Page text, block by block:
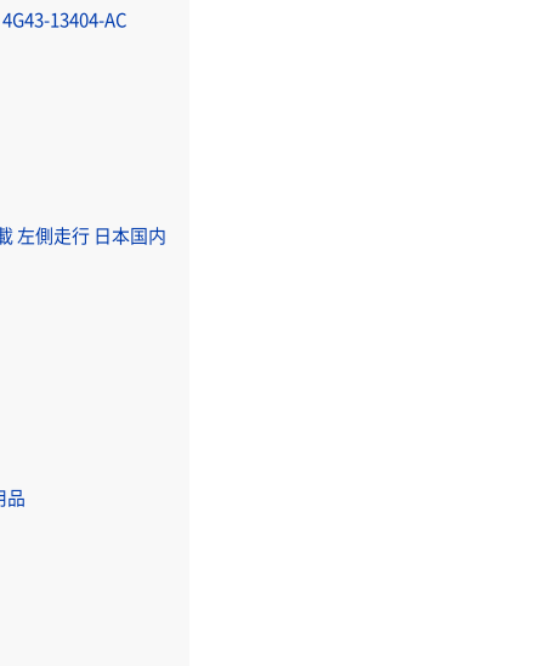
13404-AC
左側走行 日本国内
品